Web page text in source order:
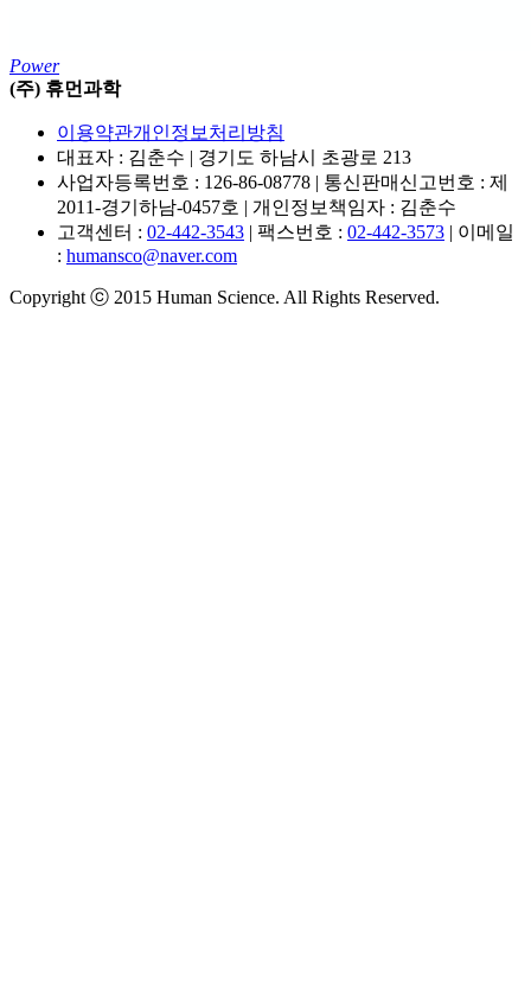
Power
(주) 휴먼과학
이용약관개인정보처리방침
대표자 : 김춘수 | 경기도 하남시 초광로 213
사업자등록번호 : 126-86-08778 | 통신판매신고번호 : 제
2011-경기하남-0457호 | 개인정보책임자 : 김춘수
고객센터 : 02-442-3543 | 팩스번호 : 02-442-3573 | 이메일
: humansco@naver.com
Copyright ⓒ 2015 Human Science. All Rights Reserved.